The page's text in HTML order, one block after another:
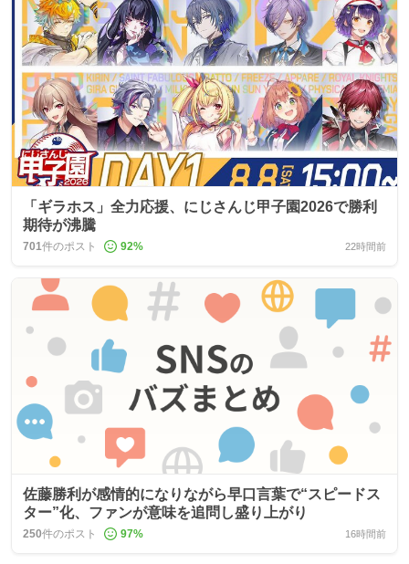
「ギラホス」全力応援、にじさんじ甲子園2026で勝利
期待が沸騰
701件のポスト 92% 22時間前
佐藤勝利が感情的になりながら早口言葉で“スピードス
ター”化、ファンが意味を追問し盛り上がり
250件のポスト 97% 16時間前